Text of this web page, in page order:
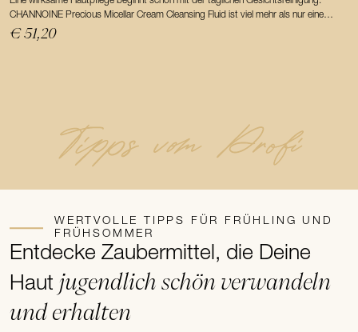
CHANNOINE Precious Micellar Cream Cleansing Fluid ist viel mehr als nur eine
Reinigung.
€ 51,20
Tipps vom Profi
WERTVOLLE TIPPS FÜR FRÜHLING UND
FRÜHSOMMER
Entdecke Zaubermittel, die Deine
Haut jugendlich schön verwandeln
und erhalten